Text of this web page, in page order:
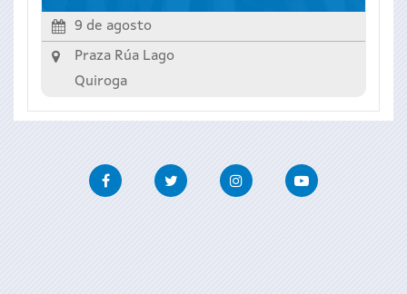
9 de agosto
Praza Rúa Lago
Quiroga
FacebookTwitter InstagramYoutube